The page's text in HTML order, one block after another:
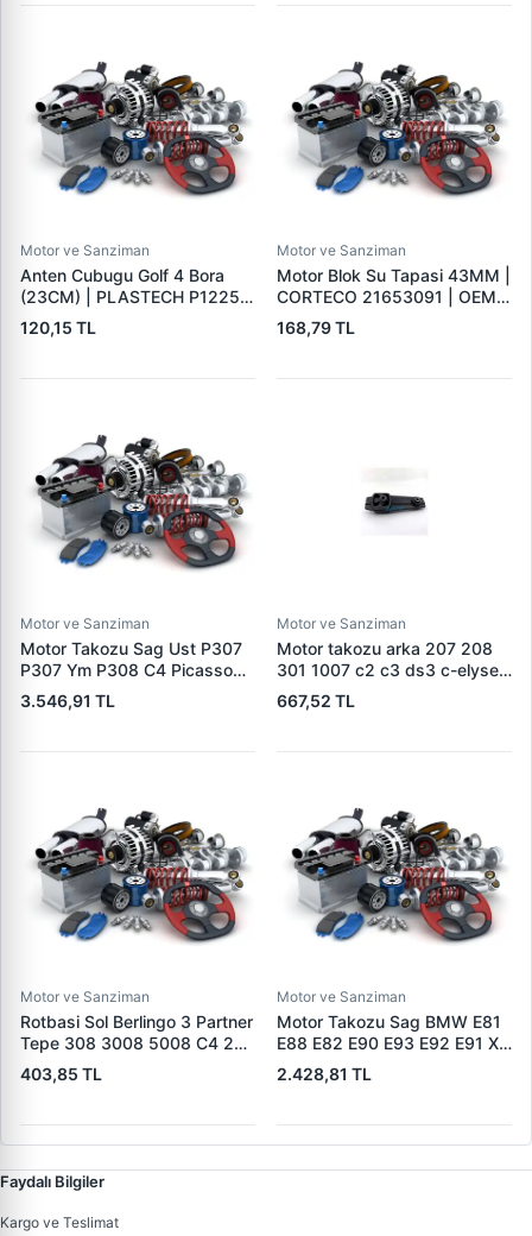
Motor ve Sanziman
Anten Cubugu Golf 4 Bora
(23CM) | PLASTECH P12253
| OEM 3A0051849
120,15 TL
Motor ve Sanziman
Motor Blok Su Tapasi 43MM |
CORTECO 21653091 | OEM
8200058022
168,79 TL
Motor ve Sanziman
Motor Takozu Sag Ust P307
P307 Ym P308 C4 Picasso
C4 2 DS4 C4 EW10A (2,0
16V) | RAPRO R52123 | OEM
3.546,91 TL
Motor ve Sanziman
Motor takozu arka 207 208
301 1007 c2 c3 ds3 c-elysee
1806.59 180659 180696
180684
667,52 TL
Motor ve Sanziman
Rotbasi Sol Berlingo 3 Partner
Tepe 308 3008 5008 C4 2
DS4 08> | RIW PE2020 |
OEM 3817.76
403,85 TL
Motor ve Sanziman
Motor Takozu Sag BMW E81
E88 E82 E90 E93 E92 E91 X1
E84 Z4 E89 | CORTECO
80000696 | OEM
2.428,81 TL
Faydalı Bilgiler
Kargo ve Teslimat